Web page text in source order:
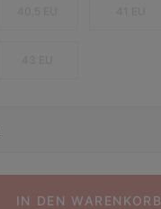
IN DEN WARENKORB